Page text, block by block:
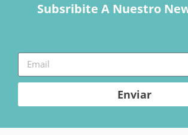
Subsribite A Nuestro
Enviar